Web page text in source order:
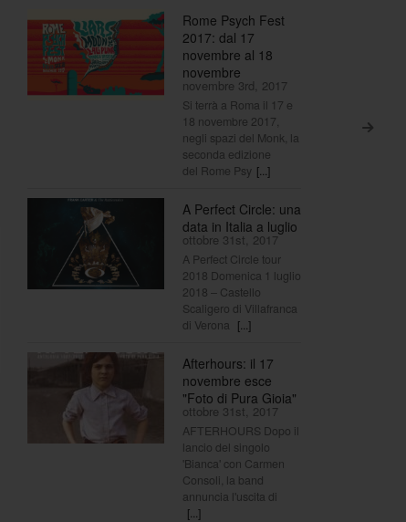
>
Rome Psych Fest
2017: dal 17
novembre al 18
novembre
novembre 3rd, 2017
Si terrà a Roma il 17 e
18 novembre 2017,
negli spazi del Monk, la
seconda edizione
del Rome Psy [...]
A Perfect Circle: una
data in Italia a luglio
ottobre 31st, 2017
A Perfect Circle tour
2018 Domenica 1 luglio
2018 – Castello
Scaligero di Villafranca
di Verona [...]
Afterhours: il 17
novembre esce
"Foto di Pura Gioia"
ottobre 31st, 2017
AFTERHOURS Dopo il
lancio del singolo
'Bianca' con Carmen
Consoli, la band
annuncia l'uscita di
[...]